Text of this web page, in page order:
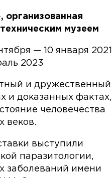
организованная
музеем
— 10 января 2021
2023
и дружественный
и доказанных фактах,
человечества
веков.
выступили
паразитологии,
заболеваний имени